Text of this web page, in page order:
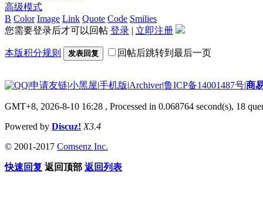
高级模式
B Color Image Link Quote Code Smilies
您需要登录后才可以回帖 登录 | 立即注册
本版积分规则 发表回复 回帖后跳转到最后一页
|申请友链|小黑屋|手机版|Archiver|鲁ICP备14001487号|商
GMT+8, 2026-8-10 16:28 , Processed in 0.068764 second(s), 18
Powered by Discuz! X3.4
© 2001-2017 Comsenz Inc.
快速回复 返回顶部 返回列表